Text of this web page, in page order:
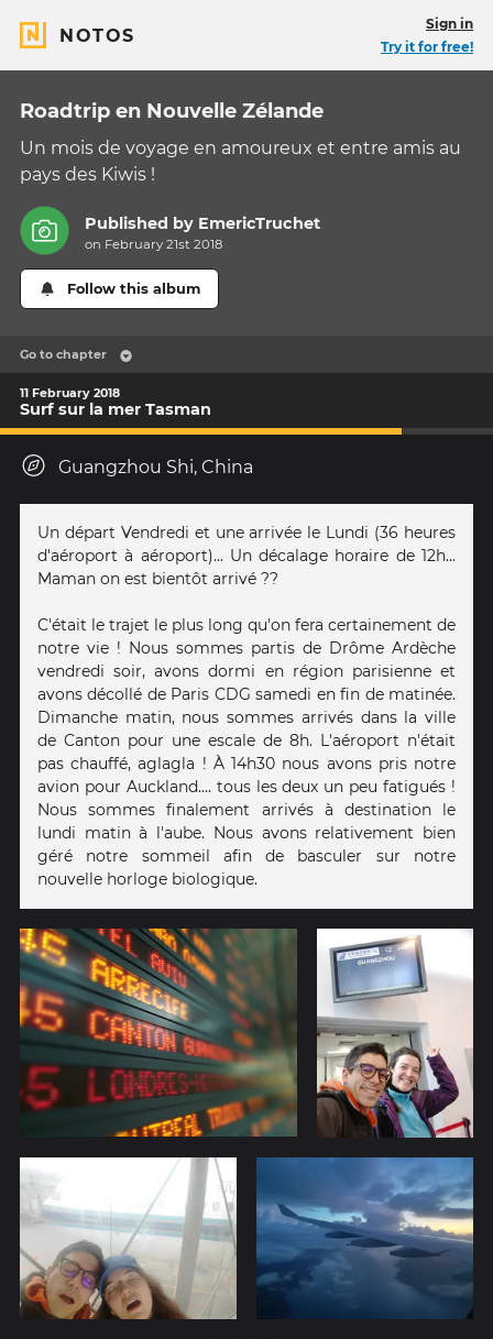
NOTOS
Sign in
Try it for free!
Roadtrip en Nouvelle Zélande
Un mois de voyage en amoureux et entre amis au
pays des Kiwis !
Published by EmericTruchet
on February 21st 2018
Follow this album
Go to chapter
11 February 2018
Surf sur la mer Tasman
Guangzhou Shi, China
Un départ Vendredi et une arrivée le Lundi (36 heures
d'aéroport à aéroport)... Un décalage horaire de 12h...
Maman on est bientôt arrivé ??
C'était le trajet le plus long qu'on fera certainement de
notre vie ! Nous sommes partis de Drôme Ardèche
vendredi soir, avons dormi en région parisienne et
avons décollé de Paris CDG samedi en fin de matinée.
Dimanche matin, nous sommes arrivés dans la ville
de Canton pour une escale de 8h. L'aéroport n'était
pas chauffé, aglagla ! À 14h30 nous avons pris notre
avion pour Auckland.... tous les deux un peu fatigués !
Nous sommes finalement arrivés à destination le
lundi matin à l'aube. Nous avons relativement bien
géré notre sommeil afin de basculer sur notre
nouvelle horloge biologique.